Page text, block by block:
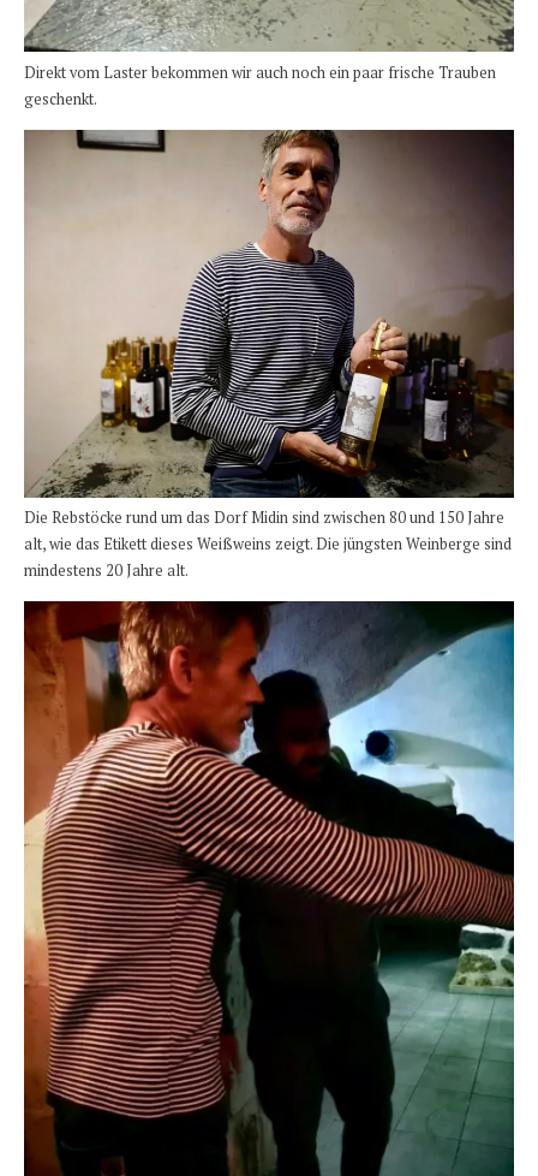
Direkt vom Laster bekommen wir auch noch ein paar frische Trauben
geschenkt.
Die Rebstöcke rund um das Dorf Midin sind zwischen 80 und 150 Jahre
alt, wie das Etikett dieses Weißweins zeigt. Die jüngsten Weinberge sind
mindestens 20 Jahre alt.